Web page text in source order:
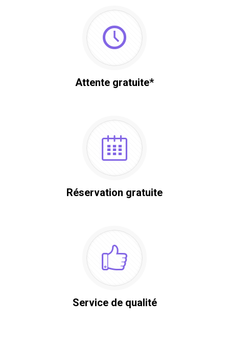
Attente gratuite*
Réservation gratuite
Service de qualité